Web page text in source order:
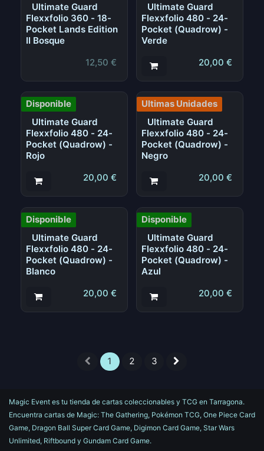
Ultimate Guard
Flexxfolio 360 - 18-
Pocket Lands Edition
II Bosque
12,50 €
Ultimate Guard
Flexxfolio 480 - 24-
Pocket (Quadrow) -
Verde
20,00 €
Disponible
Ultimate Guard
Flexxfolio 480 - 24-
Pocket (Quadrow) -
Rojo
20,00 €
Ultimas Unidades
Ultimate Guard
Flexxfolio 480 - 24-
Pocket (Quadrow) -
Negro
20,00 €
Disponible
Ultimate Guard
Flexxfolio 480 - 24-
Pocket (Quadrow) -
Blanco
20,00 €
Disponible
Ultimate Guard
Flexxfolio 480 - 24-
Pocket (Quadrow) -
Azul
20,00 €
1 2 3
Magic Event es tu tienda de cartas coleccionables y TCG en Tarragona.
Encuentra cartas de Magic: The Gathering, Pokémon TCG, One Piece Card
Game, Dragon Ball Super Card Game, Digimon Card Game, Star Wars
Unlimited, Riftbound y Gundam Card Game.